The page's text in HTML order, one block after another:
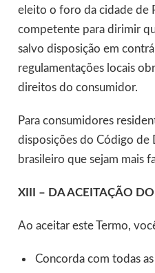
eleito o foro da cidade de
competente para dirimir
salvo disposição em
regulamentações locais
direitos do consumidor.
Para consumidores
disposições do Código de
brasileiro que sejam mais
XIII – DA ACEITAÇÃO
Ao aceitar este Termo,
Concorda com todas